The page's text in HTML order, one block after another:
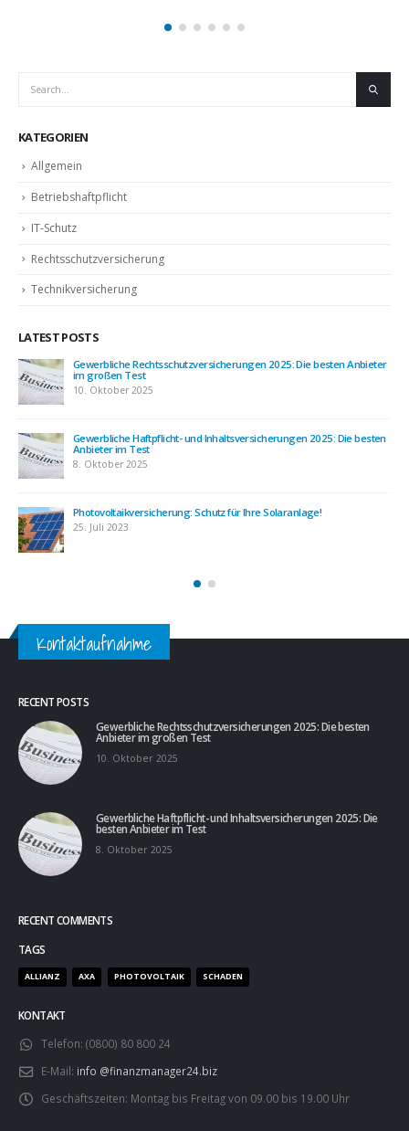
KATEGORIEN
Allgemein
Betriebshaftpflicht
IT-Schutz
Rechtsschutzversicherung
Technikversicherung
LATEST POSTS
Photovoltaikversicherung – Fallbeispiele zeigen den Nutzen
22. Juli 2023
Die richtige Photovoltaikversicherung für Ihre Solaranlage
20. Juli 2023
Die Betriebshaftpflichtversicherung – warum sie wichtig ist und was
sie abdeckt
Kontaktaufnahme
RECENT POSTS
Gewerbliche Rechtsschutzversicherungen 2025: Die besten
Anbieter im großen Test
10. Oktober 2025
Gewerbliche Haftpflicht- und Inhaltsversicherungen 2025: Die
besten Anbieter im Test
8. Oktober 2025
RECENT COMMENTS
TAGS
ALLIANZ AXA PHOTOVOLTAIK SCHADEN
KONTAKT
Telefon: (0800) 80 800 24
E-Mail: info @finanzmanager24.biz
Geschäftszeiten: Montag bis Freitag von 09.00 bis 19.00 Uhr